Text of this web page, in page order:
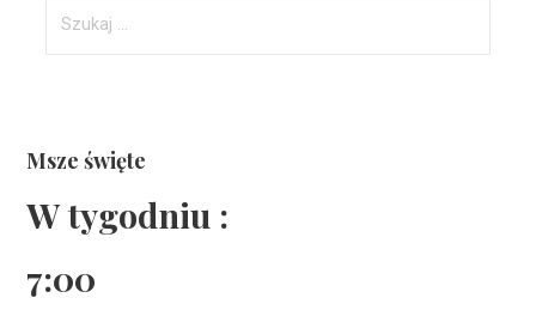
Msze święte
W tygodniu :
7:00